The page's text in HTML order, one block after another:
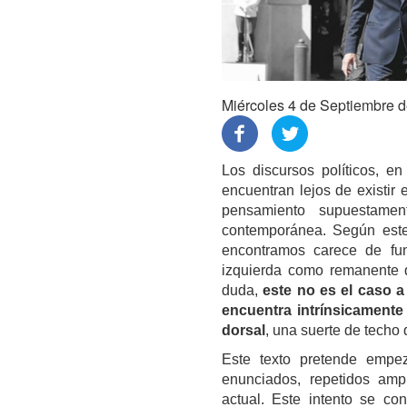
Miércoles 4 de Septiembre
Los discursos políticos,
encuentran lejos de existir
pensamiento
contemporánea. Según
encontramos carece de
izquierda como
duda,este no es el caso
encuentra
dorsal , una suerte de techo
Este texto pretende
enunciados, repetidos
actual. Este intento se